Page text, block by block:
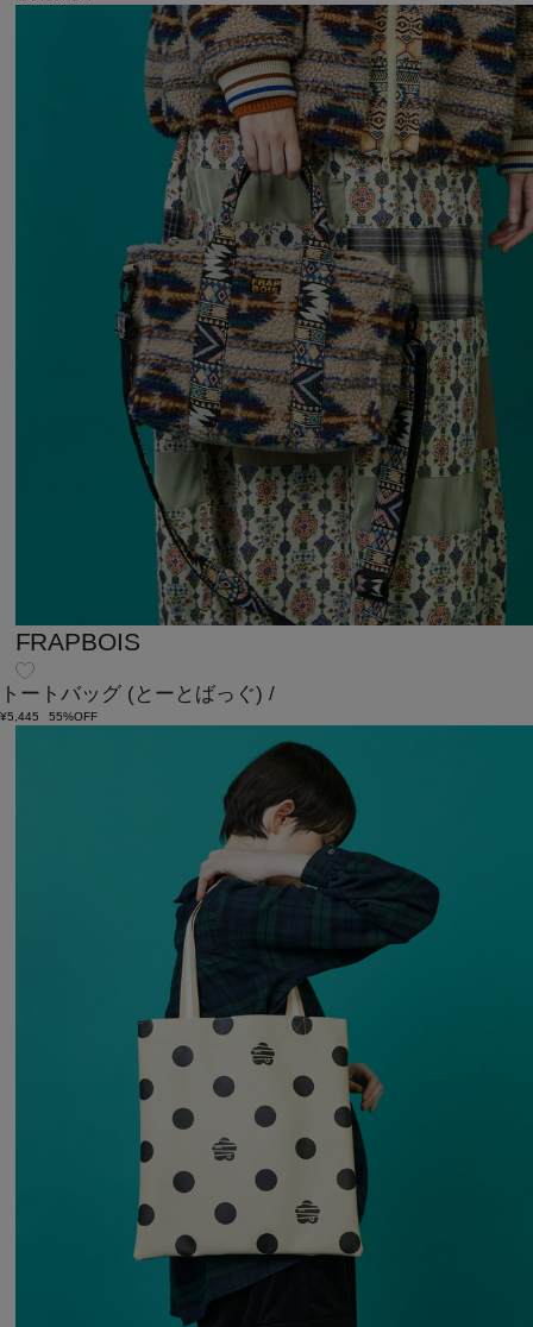
FRAPBOIS
トートバッグ (とーとばっぐ) /
¥5,445 55%OFF